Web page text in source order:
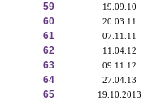
59 19.09.10
60 20.03.11
61 07.11.11
62 11.04.12
63 09.11.12
64 27.04.13
65 19.10.2013